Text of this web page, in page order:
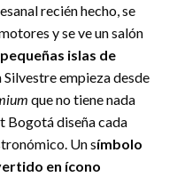
recién hecho, se
y se ve un salón
pequeñas islas de
Silvestre empieza desde
que no tiene nada
Bogotá diseña cada
Un símbolo
en ícono